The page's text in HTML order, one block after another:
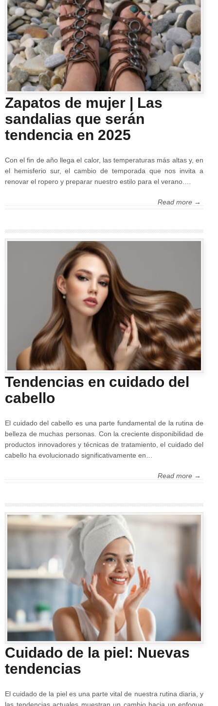
Zapatos de mujer | Las
sandalias que serán
tendencia en 2025
Con el fin de año llega el calor, las temperaturas más altas y, en
el hemisferio sur, el cambio de temporada que nos invita a
renovar el ropero y preparar nuestro estilo para el verano.…
Read more →
Tendencias en cuidado del
cabello
El cuidado del cabello es una parte fundamental de la rutina de
belleza de muchas personas. Con la creciente disponibilidad de
productos innovadores y técnicas de tratamiento, el cuidado del
cabello ha evolucionado significativamente en…
Read more →
Cuidado de la piel: Nuevas
tendencias
El cuidado de la piel es una parte vital de nuestra rutina diaria, y